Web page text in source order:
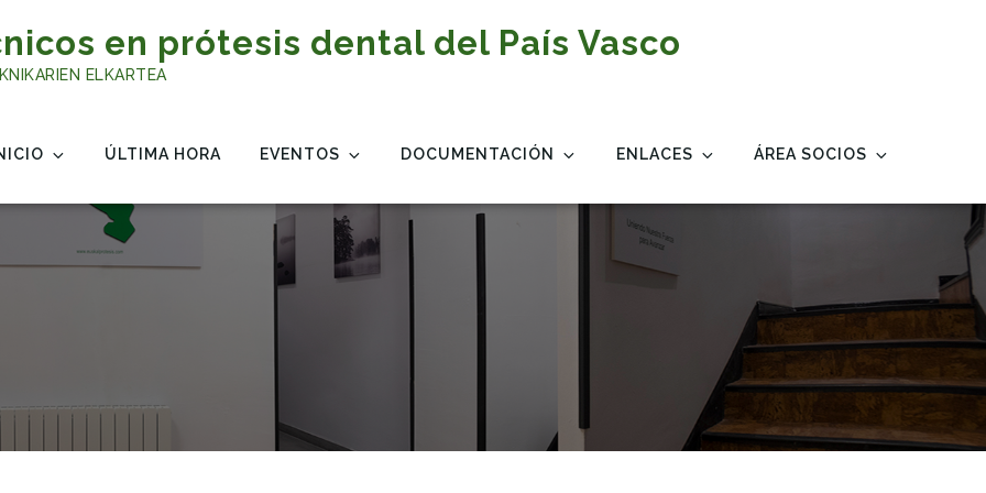
en prótesis dental del País Vasco
ELKARTEA
ÚLTIMA HORA EVENTOS DOCUMENTACIÓN ENLACES ÁREA SOCIOS